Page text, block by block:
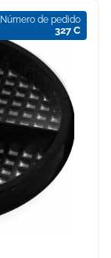
Número de pedido
327 C